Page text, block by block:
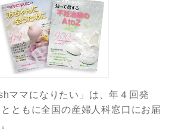
ママになりたい」は、年４回発
ともに全国の産婦人科窓口にお届